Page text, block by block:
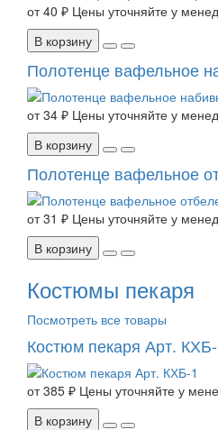
от 40 ₽ Цены уточняйте у
В корзину
Полотенце вафельное
от 34 ₽ Цены уточняйте у
В корзину
Полотенце вафельное
от 31 ₽ Цены уточняйте у
В корзину
Костюмы пекаря
Посмотреть все товары
Костюм пекаря Арт.
от 385 ₽ Цены уточняйте у
В корзину